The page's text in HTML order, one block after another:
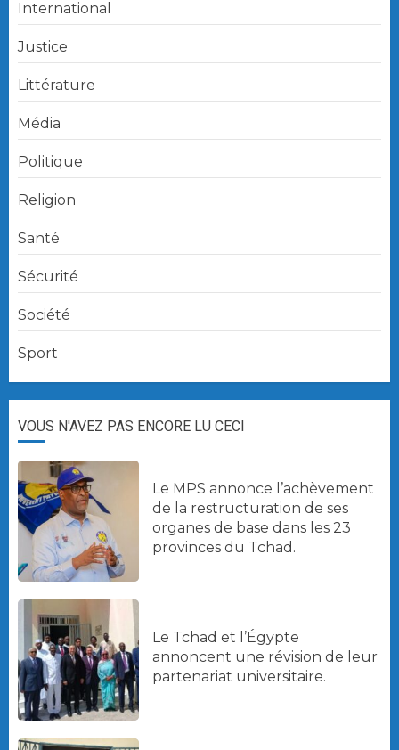
International
Justice
Littérature
Média
Politique
Religion
Santé
Sécurité
Société
Sport
VOUS N'AVEZ PAS ENCORE LU CECI
Le MPS annonce l’achèvement
de la restructuration de ses
organes de base dans les 23
provinces du Tchad.
Le Tchad et l’Égypte
annoncent une révision de leur
partenariat universitaire.